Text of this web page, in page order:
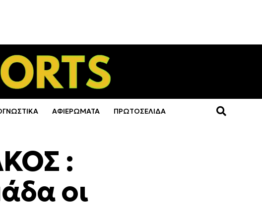
ΑΦΙΕΡΩΜΑΤΑ ΠΡΩΤΟΣΕΛΙΔΑ
:
οι